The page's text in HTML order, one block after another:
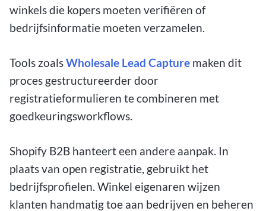
winkels die kopers moeten verifiëren of
bedrijfsinformatie moeten verzamelen.
Tools zoalsWholesale Lead Capture maken dit
proces gestructureerder door
registratieformulieren te combineren met
goedkeuringsworkflows.
Shopify B2B hanteert een andere aanpak. In
plaats van open registratie, gebruikt het
bedrijfsprofielen. Winkel eigenaren wijzen
klanten handmatig toe aan bedrijven en beheren